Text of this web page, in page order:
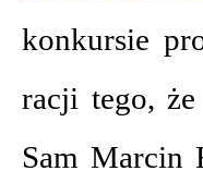
konkursie
racji tego, że
Sam Marcin